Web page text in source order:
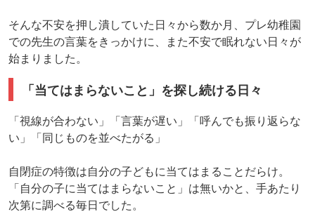
そんな不安を押し潰していた日々から数か月、プレ幼稚園
での先生の言葉をきっかけに、また不安で眠れない日々が
始まりました。
「当てはまらないこと」を探し続ける日々
「視線が合わない」「言葉が遅い」「呼んでも振り返らな
い」「同じものを並べたがる」
自閉症の特徴は自分の子どもに当てはまることだらけ。
「自分の子に当てはまらないこと」は無いかと、手あたり
次第に調べる毎日でした。